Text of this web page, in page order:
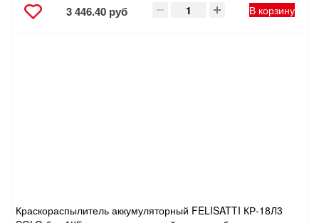
ТОВАРЫ ДЛЯ ЖИВОТНЫХ
3 446.40 руб В корзину
Краскораспылитель аккумуляторный FELISATTI КР-18Л3